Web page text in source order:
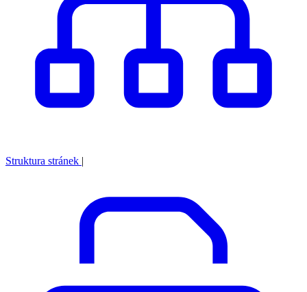
Struktura stránek |